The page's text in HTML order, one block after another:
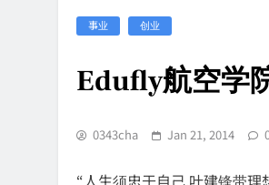
事业 创业
Edufly航空学
0343cha Jan 21, 2014